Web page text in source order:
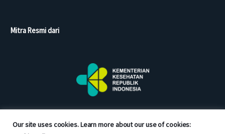
Our site uses cookies. Learn more about our use of cookies:
Mitra Resmi dari